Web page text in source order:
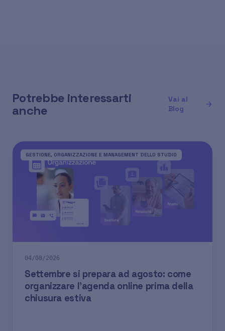
Potrebbe interessarti
anche
Vai al
Blog
GESTIONE, ORGANIZZAZIONE E MANAGEMENT DELLO STUDIO
04/08/2026
Settembre si prepara ad agosto: come
organizzare l'agenda online prima della
chiusura estiva